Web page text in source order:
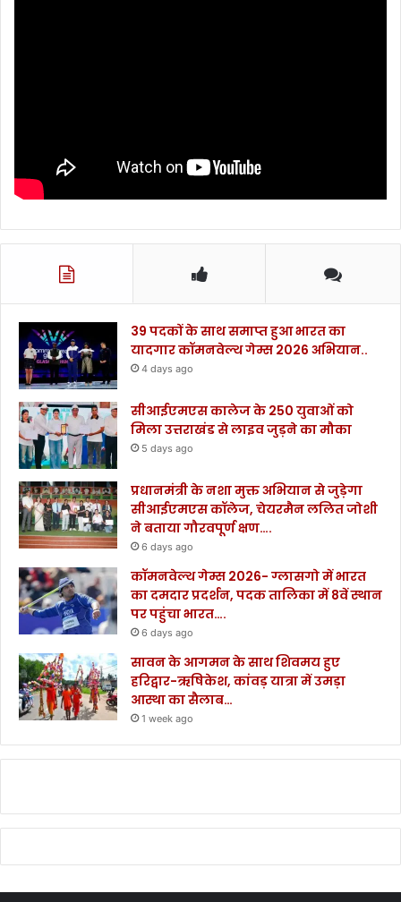
39 पदकों के साथ समाप्त हुआ भारत का
यादगार कॉमनवेल्थ गेम्स 2026 अभियान..
4 days ago
सीआईएमएस कालेज के 250 युवाओं को
मिला उत्तराखंड से लाइव जुड़ने का मौका
5 days ago
प्रधानमंत्री के नशा मुक्त अभियान से जुड़ेगा
सीआईएमएस कॉलेज, चेयरमैन ललित जोशी
ने बताया गौरवपूर्ण क्षण….
6 days ago
कॉमनवेल्थ गेम्स 2026- ग्लासगो में भारत
का दमदार प्रदर्शन, पदक तालिका में 8वें स्थान
पर पहुंचा भारत….
6 days ago
सावन के आगमन के साथ शिवमय हुए
हरिद्वार-ऋषिकेश, कांवड़ यात्रा में उमड़ा
आस्था का सैलाब…
1 week ago